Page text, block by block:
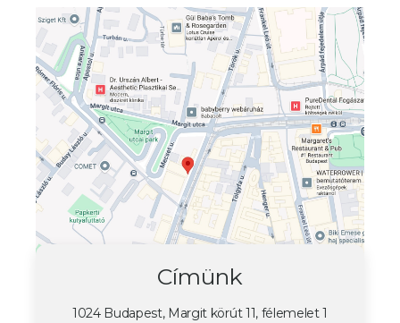
Címünk
1024 Budapest, Margit körút 11, félemelet 1